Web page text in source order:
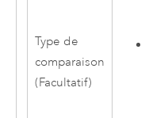
Type de
comparaison
(Facultatif)